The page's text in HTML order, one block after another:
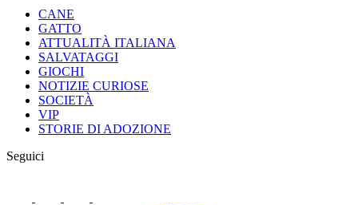
CANE
GATTO
ATTUALITÀ ITALIANA
SALVATAGGI
GIOCHI
NOTIZIE CURIOSE
SOCIETÀ
VIP
STORIE DI ADOZIONE
Seguici